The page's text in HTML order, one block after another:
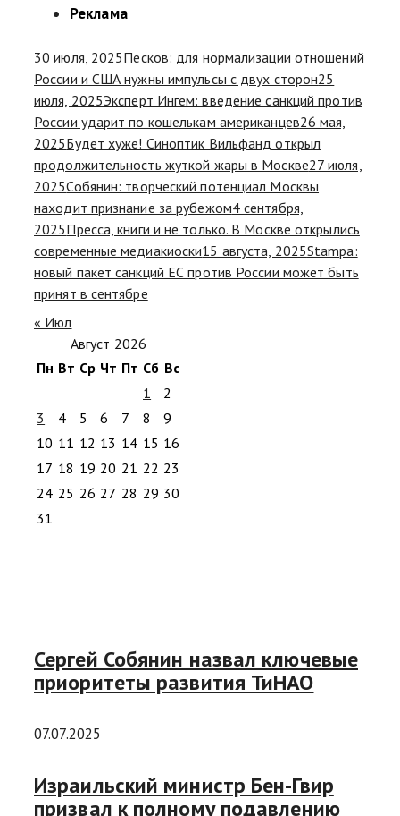
Реклама
30 июля, 2025Песков: для нормализации отношений
России и США нужны импульсы с двух сторон25
июля, 2025Эксперт Ингем: введение санкций против
России ударит по кошелькам американцев26 мая,
2025Будет хуже! Синоптик Вильфанд открыл
продолжительность жуткой жары в Москве27 июля,
2025Собянин: творческий потенциал Москвы
находит признание за рубежом4 сентября,
2025Пресса, книги и не только. В Москве открылись
современные медиакиоски15 августа, 2025Stampa:
новый пакет санкций ЕС против России может быть
принят в сентябре
« Июл
Август 2026
Пн Вт Ср Чт Пт Сб Вс
1
2
3
4 5 6 7 8
9
10 11 12 13 14 15 16
17 18 19 20 21 22 23
24 25 26 27 28 29 30
31
Сергей Собянин назвал ключевые
приоритеты развития ТиНАО
07.07.2025
Израильский министр Бен-Гвир
призвал к полному подавлению